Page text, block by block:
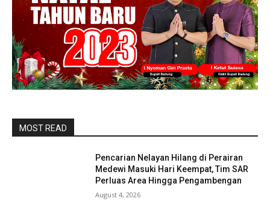
MOST READ
Pencarian Nelayan Hilang di Perairan
Medewi Masuki Hari Keempat, Tim SAR
Perluas Area Hingga Pengambengan
August 4, 2026